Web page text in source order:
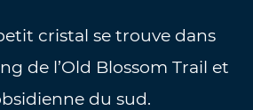
cristal se trouve dans
de l’Old Blossom Trail et
du sud.